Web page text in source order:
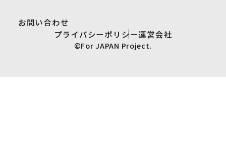
お問い合わせ
プライバシーポリシー運営会社
©For JAPAN Project.